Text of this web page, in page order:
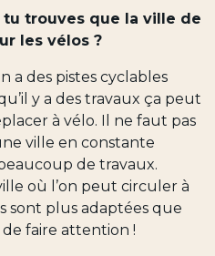
trouves que la ville de
les vélos ?
a des pistes cyclables
y a des travaux ça peut
à vélo. Il ne faut pas
ville en constante
de travaux.
où l’on peut circuler à
sont plus adaptées que
de faire attention !